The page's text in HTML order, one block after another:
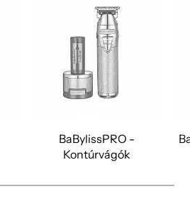
BaBylissPRO -
Kontúrvágók